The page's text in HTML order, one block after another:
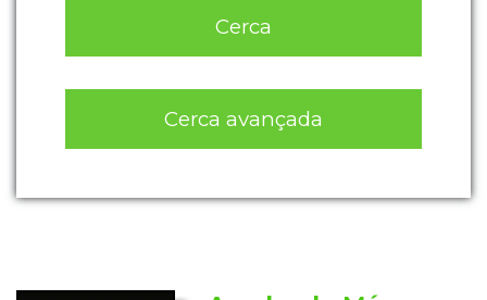
Cerca
Cerca avançada